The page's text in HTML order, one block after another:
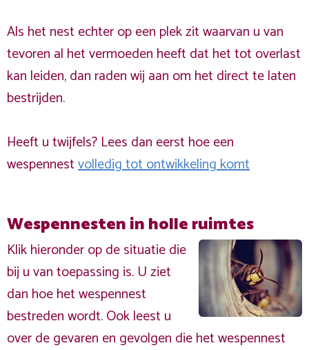
Als het nest echter op een plek zit waarvan u van
tevoren al het vermoeden heeft dat het tot overlast
kan leiden, dan raden wij aan om het direct te laten
bestrijden.
Heeft u twijfels? Lees dan eerst hoe een
wespennestvolledig tot ontwikkeling komt
Wespennesten in holle ruimtes
Klik hieronder op de situatie die
bij u van toepassing is. U ziet
dan hoe het wespennest
bestreden wordt. Ook leest u
over de gevaren en gevolgen die het wespennest